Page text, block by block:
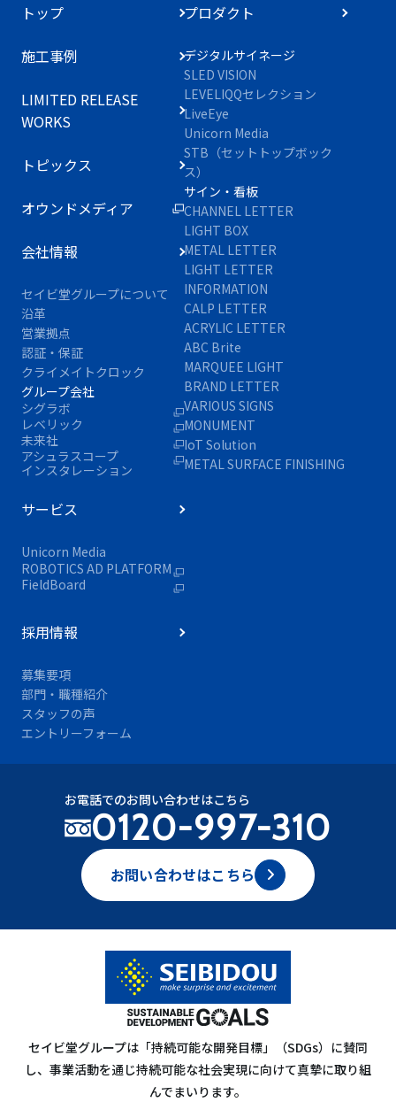
トップ
施工事例
LIMITED RELEASE
WORKS
トピックス
オウンドメディア
会社情報
セイビ堂グループについて
沿革
営業拠点
認証・保証
クライメイトクロック
グループ会社
シグラボ
レベリック
未来社
アシュラスコープ
インスタレーション
サービス
Unicorn Media
ROBOTICS AD PLATFORM
FieldBoard
採用情報
募集要項
部門・職種紹介
スタッフの声
エントリーフォーム
プロダクト
デジタルサイネージ
SLED VISION
LEVELIQQセレクション
LiveEye
Unicorn Media
STB（セットトップボック
ス）
サイン・看板
CHANNEL LETTER
LIGHT BOX
METAL LETTER
LIGHT LETTER
INFORMATION
CALP LETTER
ACRYLIC LETTER
ABC Brite
MARQUEE LIGHT
BRAND LETTER
VARIOUS SIGNS
MONUMENT
IoT Solution
METAL SURFACE FINISHING
お電話でのお問い合わせはこちら
0120-997-310
お問い合わせはこちら
セイビ堂グループは「持続可能な開発目標」（SDGs）に賛同
し、事業活動を通じ持続可能な社会実現に向けて真摯に取り組
んでまいります。